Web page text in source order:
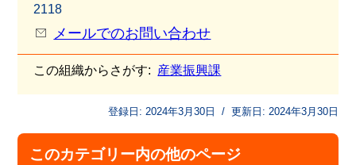
2118
メールでのお問い合わせ
この組織からさがす: 産業振興課
登録日: 2024年3月30日 / 更新日: 2024年3月30日
このカテゴリー内の他のページ